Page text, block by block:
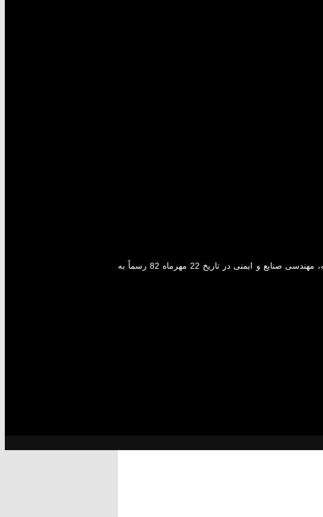
شرکت SQS مهندسی پویندگان ایمنی و کیفیت به عنوان یک شرکت پیشرو در زمینه خدمات مهندسی و مشاوره مدیریت، طراحی کارخانه، مهندسی صنایع و ایمنی در تاریخ 22 مهرماه 82 رسماً به